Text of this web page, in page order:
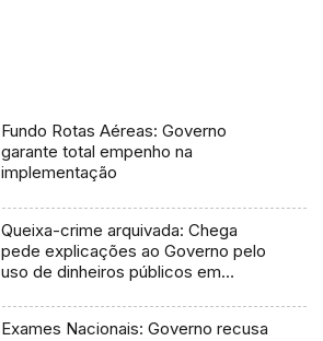
Fundo Rotas Aéreas: Governo
garante total empenho na
implementação
Queixa-crime arquivada: Chega
pede explicações ao Governo pelo
uso de dinheiros públicos em
Exames Nacionais: Governo recusa